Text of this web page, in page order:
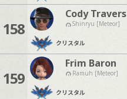
158
Cody Travers
Shinryu [Meteor]
クリスタル
159
Frim Baron
Ramuh [Meteor]
クリスタル